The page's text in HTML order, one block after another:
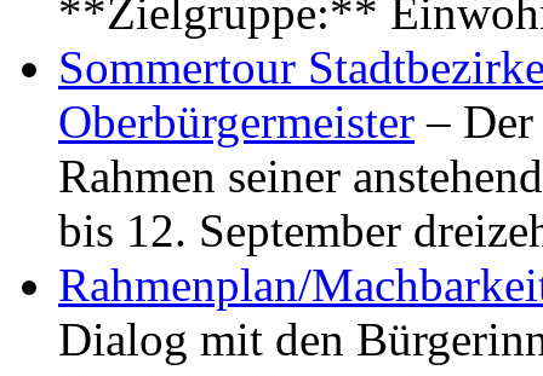
**Zielgruppe:**
Sommertour
Oberbürgermeister –
Rahmen seiner
bis 12. September
Rahmenplan/
Dialog mit den